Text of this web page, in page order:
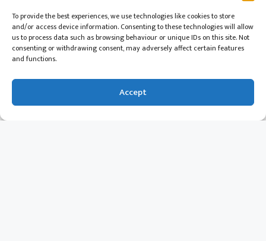
To provide the best experiences, we use technologies like cookies to store
and/or access device information. Consenting to these technologies will allow
us to process data such as browsing behaviour or unique IDs on this site. Not
consenting or withdrawing consent, may adversely affect certain features
and functions.
Accept
IBPS Recruitment 2026 – 11,000 पेक्षा जास्त जागा!
पदवीधरांसाठी जॅकपॉट; बँक ऑफ महाराष्ट्रसह 11 बँकांमध्ये